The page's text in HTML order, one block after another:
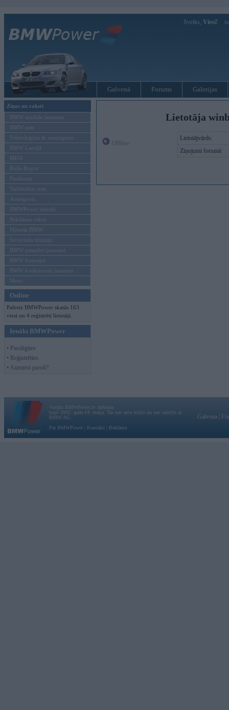
Sveiks, Viesi!
Galvenā Forums Galerijas
Ziņas un raksti
BMW modeļu jaunumi
BMW testi
Tehnoloģijas & sasniegumi
BMW Latvijā
MINI
Rolls-Royce
Pasākumi
Vadāmības tests
Autosports
BMWPower aktuāli
Reklāmas raksti
Mēneša BMW
Sērijveida tūnings
BMW pasaules jaunumi
BMW koncepti
BMW konkurentu jaunumi
Moto
Online
Pašreiz BMWPower skatās 163
viesi un 4 reģistrēti lietotāji.
Ienākt BMWPower
• Pieslēgties
• Reģistrēties
• Aizmirsi paroli?
Lietotāja
Lietotājvārds:
Ziņojumi forumā:
Vortāls BMWPower.lv darbojas
kopš 2002. gada 14. maija. Tas nav auto klubs un nav saistīts ar
BMW AG.
Par BMWPower
Kontakti Reklāma
Galvena